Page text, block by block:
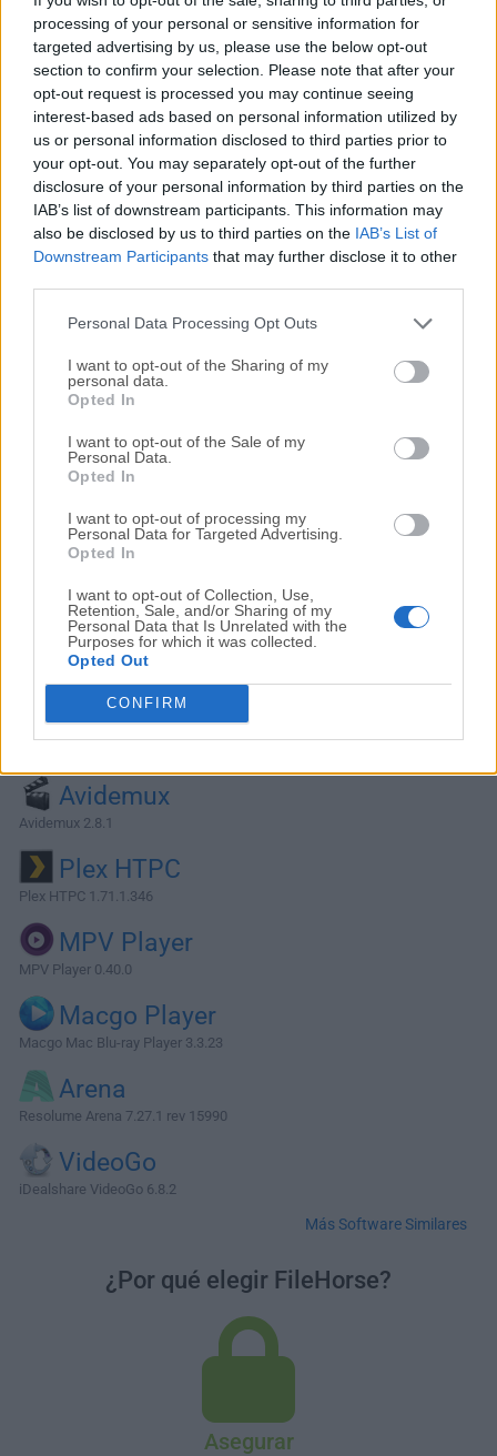
processing of your personal or sensitive information for
targeted advertising by us, please use the below opt-out
section to confirm your selection. Please note that after your
opt-out request is processed you may continue seeing
interest-based ads based on personal information utilized by
us or personal information disclosed to third parties prior to
your opt-out. You may separately opt-out of the further
disclosure of your personal information by third parties on the
IAB’s list of downstream participants. This information may
also be disclosed by us to third parties on the IAB’s List of
Downstream Participants that may further disclose it to other
Personal Data Processing Opt Outs
I want to opt-out of the Sharing of my
personal data.
Opted In
I want to opt-out of the Sale of my
Personal Data.
Opted In
I want to opt-out of processing my
Personal Data for Targeted Advertising.
Opted In
I want to opt-out of Collection, Use,
Retention, Sale, and/or Sharing of my
Personal Data that Is Unrelated with the
Purposes for which it was collected.
Opted Out
CONFIRM
tu contenido multimedia a cualquiera de estos dispositivos,
cuando y dondequiera que estés.Plex para macOS reúne
todo el contenido multimedia que te importa. Tu colección
personal lucirá hermosa junto a un excelente contenido en
streaming. Disfruta de TV en vivo y DVR, un catálogo
creciente de excelentes programas web, noticias, y
podcasts. Finalmente es posible disfrutar de todo el
contenido multimedia que amas en una sola aplicación, en
cualquier dispositivo, sin importar dónde te encuentres.Tu
ventana a la grandeza multimedia en tu Macintosh está
sobrecargada con todas las mismas capacidades de
administración de servidor...
Avidemux
Avidemux 2.8.1
Plex HTPC
Plex HTPC 1.71.1.346
MPV Player
MPV Player 0.40.0
Macgo Player
Macgo Mac Blu-ray Player 3.3.23
Arena
Resolume Arena 7.27.1 rev 15990
VideoGo
iDealshare VideoGo 6.8.2
Más Software Similares
¿Por qué elegir FileHorse?
Asegurar